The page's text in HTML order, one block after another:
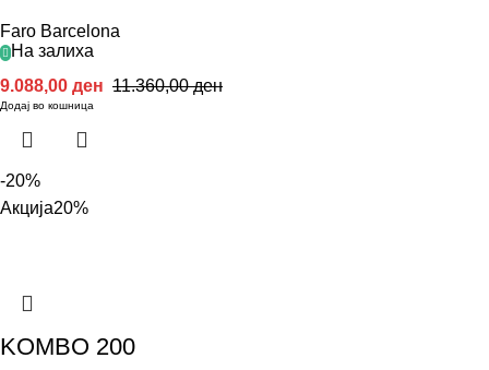
Faro Barcelona
На залиха
11.360,00ден
9.088,00 ден
Додај во кошница
-20%
Акција20%
KOMBO 200